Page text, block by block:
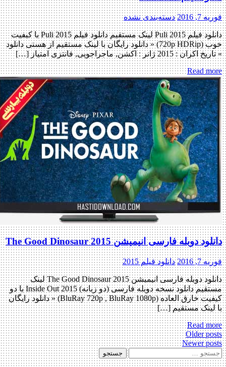
فوریه 7, 2016 دسته‌بندی نشده
دانلود فیلم Puli 2015 لینک مستقیم دانلود فیلم Puli 2015 با کیفیت
خوب (720p HDRip) « دانلود رایگان با لینک مستقیم از هستی دانلود
» تاریخ اکران : 2015 ژانر : اکشن, ماجراجویی, فانتزی امتیاز […]
Read more
دانلود دوبله فارسی انیمیشن The Good Dinosaur 2015
فوریه 7, 2016 دانلود فیلم 2015
دانلود دوبله فارسی انیمیشن The Good Dinosaur 2015 لینک
مستقیم دانلود نسخه دوبله فارسی (دو زبانه) Inside Out 2015 با دو
کیفیت خارق العاده (BluRay 720p , BluRay 1080p) « دانلود رایگان
با لینک مستقیم […]
Read more
Posts
navigation
Older posts
Newer posts
جستجو
برای: